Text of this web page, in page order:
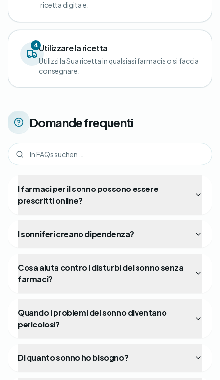
ricetta digitale.
4Utilizzare la ricetta
Utilizzi la Sua ricetta in qualsiasi farmacia o si faccia
consegnare.
Domande frequenti
I farmaci per il sonno possono essere
prescritti online?
I sonniferi creano dipendenza?
Cosa aiuta contro i disturbi del sonno senza
farmaci?
Quando i problemi del sonno diventano
pericolosi?
Di quanto sonno ho bisogno?